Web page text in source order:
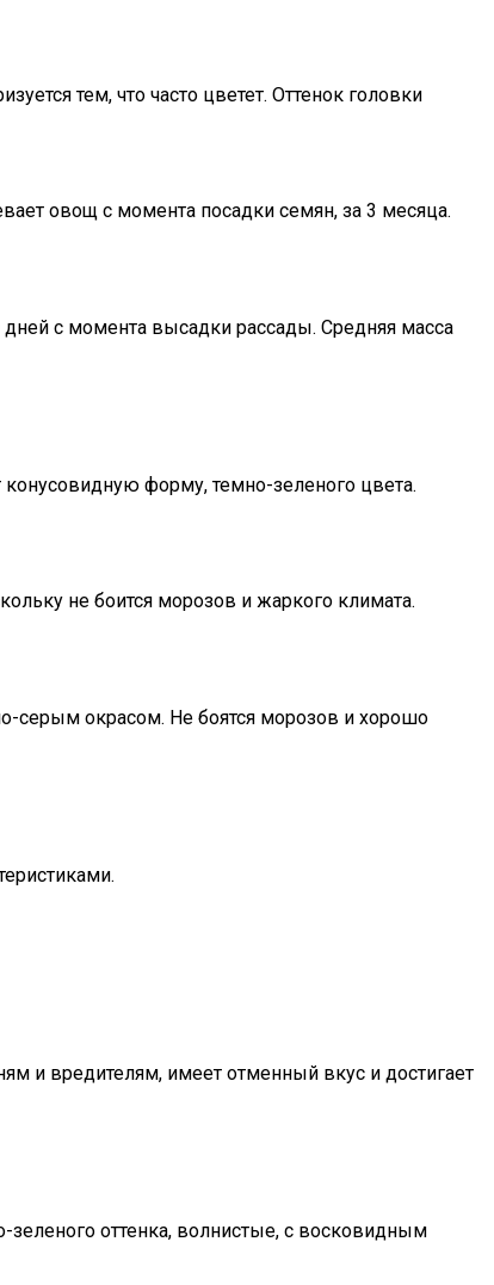
тем, что часто цветет. Оттенок головки
овощ с момента посадки семян, за 3 месяца.
с момента высадки рассады. Средняя масса
форму, темно-зеленого цвета.
не боится морозов и жаркого климата.
серым окрасом. Не боятся морозов и хорошо
и вредителям, имеет отменный вкус и достигает
зеленого оттенка, волнистые, с восковидным